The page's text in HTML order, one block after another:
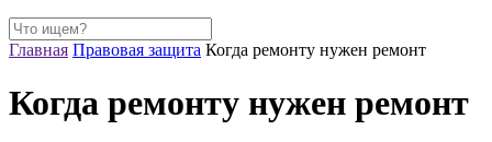
Главная Правовая защита Когда ремонту нужен ремонт
Когда ремонту нужен ремонт